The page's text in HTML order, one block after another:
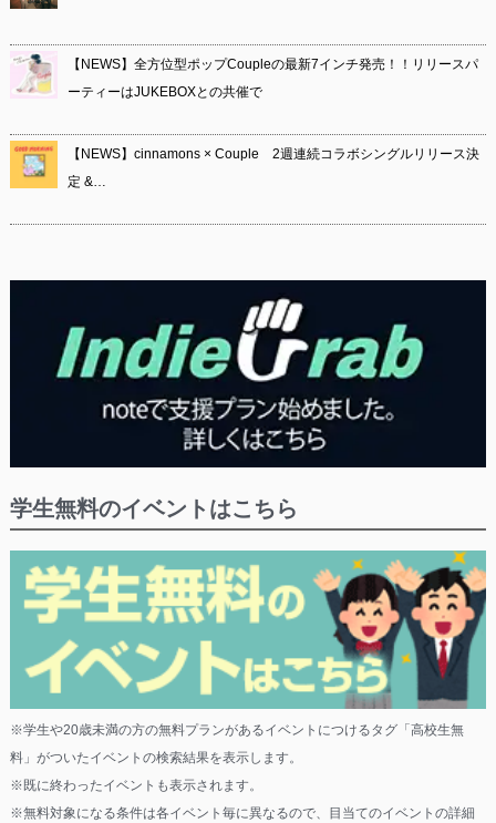
【NEWS】全方位型ポップCoupleの最新7インチ発売！！リリースパ
ーティーはJUKEBOXとの共催で
【NEWS】cinnamons × Couple 2週連続コラボシングルリリース決
定 &…
学生無料のイベントはこちら
※学生や20歳未満の方の無料プランがあるイベントにつけるタグ「高校生無
料」がついたイベントの検索結果を表示します。
※既に終わったイベントも表示されます。
※無料対象になる条件は各イベント毎に異なるので、目当てのイベントの詳細